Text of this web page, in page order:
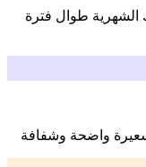
الشهرية طوال فترة
واضحة وشفافة